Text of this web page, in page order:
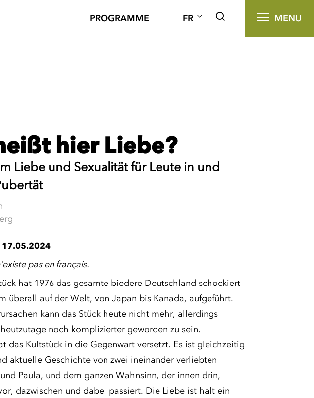
PROGRAMME FR MENU
hier Liebe?
Liebe und Sexualität für Leute in und
17.05.2024
pas en français.
hat 1976 das gesamte biedere Deutschland schockiert
überall auf der Welt, von Japan bis Kanada, aufgeführt.
kann das Stück heute nicht mehr, allerdings
noch komplizierter geworden zu sein.
das Kultstück in die Gegenwart versetzt. Es ist gleichzeitig
aktuelle Geschichte von zwei ineinander verliebten
Paula, und dem ganzen Wahnsinn, der innen drin,
dazwischen und dabei passiert. Die Liebe ist halt ein